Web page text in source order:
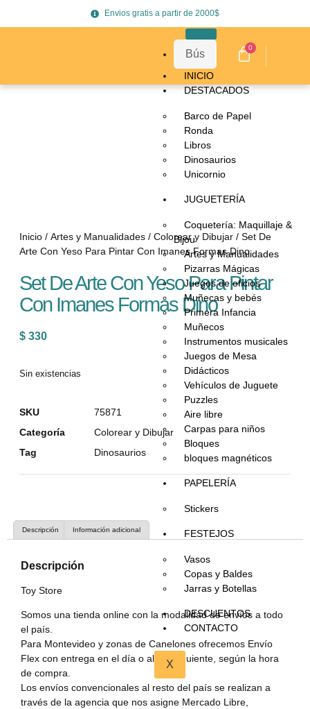
Envios gratis a partir de 2000$
INICIO
DESTACADOS
Barco de Papel
Ronda
Libros
Dinosaurios
Unicornio
JUGUETERÍA
Coquetería: Maquillaje &
Bijou
Artes y Manualidades
Pizarras Mágicas
Juegos de oficios
Muñecas y bebés
Primera Infancia
Muñecos
Instrumentos musicales
Juegos de Mesa
Didácticos
Vehículos de Juguete
Puzzles
Aire libre
Carpas para niños
Bloques
bloques magnéticos
PAPELERÍA
Stickers
FESTEJOS
Vasos
Copas y Baldes
Jarras y Botellas
DESCUENTOS
CONTACTO
X
0
Inicio / Artes y Manualidades / Colorear y Dibujar / Set De
Arte Con Yeso Para Pintar Con Imanes Formas Dino
Set De Arte Con Yeso Para Pintar
Con Imanes Formas Dino
$ 330
Sin existencias
SKU
75871
Categoría
Colorear y Dibujar
Tag
Dinosaurios
Descripción Información adicional
Descripción
Toy Store
Somos una tienda online con la modalidad de envíos a todo
el país.
Para Montevideo y zonas de Canelones ofrecemos Envío
Flex con entrega en el día o al día siguiente, según la hora
de compra.
Los envíos convencionales al resto del país se realizan a
través de la agencia que nos asigne Mercado Libre,